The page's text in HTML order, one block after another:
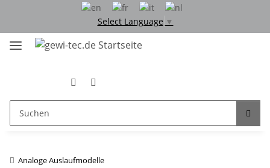
Select Language ▼
Analoge Auslaufmodelle